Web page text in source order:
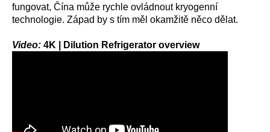
fungovat, Čína může rychle ovládnout kryogenní
technologie. Západ by s tím měl okamžitě něco dělat.
Video: 4K | Dilution Refrigerator overview